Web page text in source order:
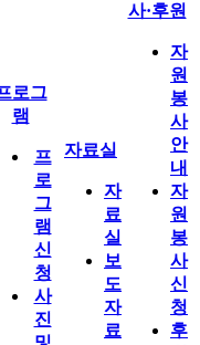
로그
램
프
로
그
램
신
청
사
진
자료실
자
료
실
보
도
자
료
사·후원
자
원
봉
사
안
내
자
원
봉
사
신
청
후